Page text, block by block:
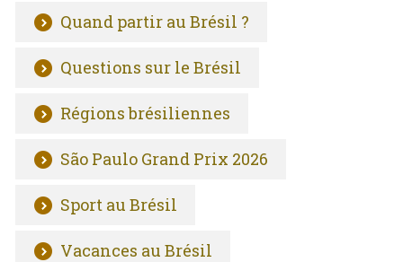
Quand partir au Brésil ?
Questions sur le Brésil
Régions brésiliennes
São Paulo Grand Prix 2026
Sport au Brésil
Vacances au Brésil